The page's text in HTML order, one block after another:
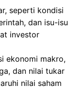
seperti kondisi
dan isu-isu
investor
ekonomi makro,
dan nilai tukar
nilai saham